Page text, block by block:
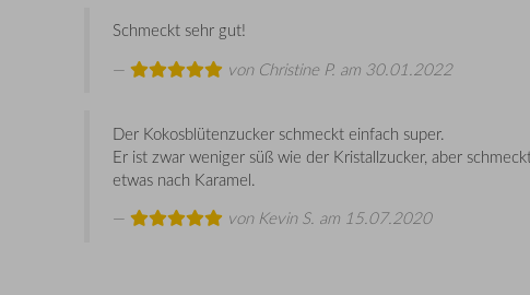
Schmeckt sehr gut!
von Christine P. am 30.01.2022
Der Kokosblütenzucker schmeckt einfach super.
Er ist zwar weniger süß wie der Kristallzucker, aber
etwas nach Karamel.
von Kevin S. am 15.07.2020